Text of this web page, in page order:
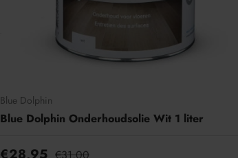
Blue Dolphin
Blue Dolphin Onderhoudsolie Wit 1 liter
€28,95 €31,00